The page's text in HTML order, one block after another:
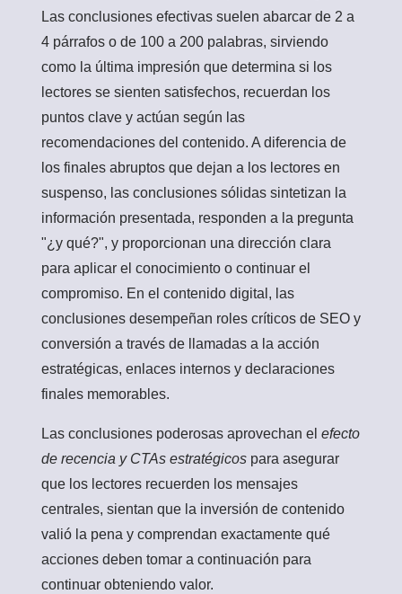
Las conclusiones efectivas suelen abarcar de 2 a
4 párrafos o de 100 a 200 palabras, sirviendo
como la última impresión que determina si los
lectores se sienten satisfechos, recuerdan los
puntos clave y actúan según las
recomendaciones del contenido. A diferencia de
los finales abruptos que dejan a los lectores en
suspenso, las conclusiones sólidas sintetizan la
información presentada, responden a la pregunta
"¿y qué?", y proporcionan una dirección clara
para aplicar el conocimiento o continuar el
compromiso. En el contenido digital, las
conclusiones desempeñan roles críticos de SEO y
conversión a través de llamadas a la acción
estratégicas, enlaces internos y declaraciones
finales memorables.
Las conclusiones poderosas aprovechan el efecto
de recencia y CTAs estratégicos para asegurar
que los lectores recuerden los mensajes
centrales, sientan que la inversión de contenido
valió la pena y comprendan exactamente qué
acciones deben tomar a continuación para
continuar obteniendo valor.